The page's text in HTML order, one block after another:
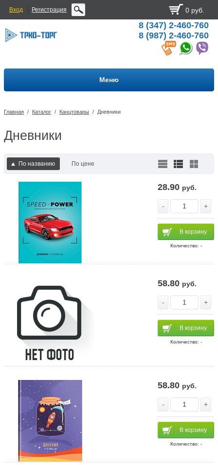
Вход Регистрация 0 руб.
8 (347) 2-460-760
8 (987) 2-460-760
Меню
Главная / Каталог / Канцтовары / Дневники
Дневники
По названию По цене
28.90 руб.
- +
В корзину
Количество: -
58.80 руб.
- +
В корзину
Количество: -
58.80 руб.
- +
В корзину
Количество: -